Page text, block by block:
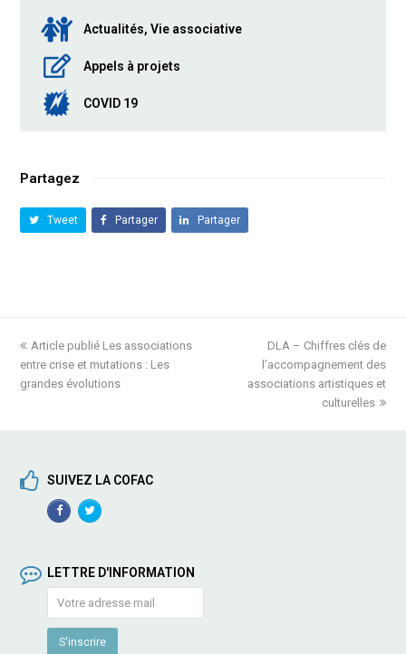
Actualités, Vie associative
Appels à projets
COVID 19
Partagez
Tweet Partager Partager
previous
post:
Article publié Les associations
entre crise et mutations : Les
grandes évolutions
next
post:
DLA – Chiffres clés de
l’accompagnement des
associations artistiques et
culturelles
SUIVEZ LA COFAC
FacebookTwitterProfile
LETTRE D'INFORMATION